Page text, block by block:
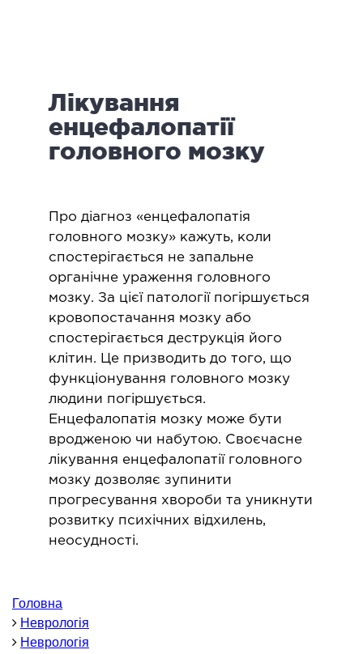
лицьова хірургія
ХІРУРГІЯ
в гінекології
в онкології
в урології
в хірургії
ТА ОНКОХІРУРГІЯ
і хвороби молочної залози
та онкохірургія
НАПРЯМ
Лікування
енцефалопатії
головного мозку
Про діагноз «енцефалопатія
головного мозку» кажуть, коли
спостерігається не запальне
органічне ураження головного
мозку. За цієї патології погіршується
кровопостачання мозку або
спостерігається деструкція його
клітин. Це призводить до того, що
функціонування головного мозку
людини погіршується.
Енцефалопатія мозку може бути
вродженою чи набутою. Своєчасне
лікування енцефалопатії головного
мозку дозволяє зупинити
прогресування хвороби та уникнути
розвитку психічних відхилень,
неосудності.
Головна
Неврологія
Неврологія